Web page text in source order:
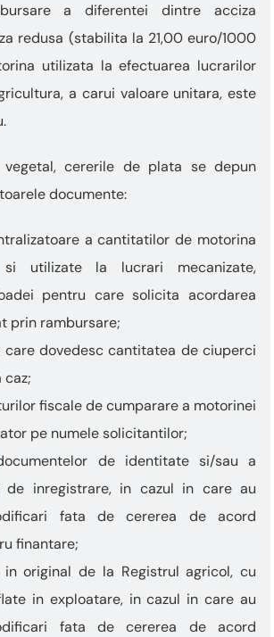
a diferentei dintre acciza
redusa (stabilita la 21,00 euro/1000
utilizata la efectuarea lucrarilor
a carui valoare unitara, este
vegetal, cererile de plata se depun
documente:
a cantitatilor de motorina
si utilizate la lucrari mecanizate,
pentru care solicita acordarea
prin rambursare;
care dovedesc cantitatea de ciuperci
caz;
fiscale de cumparare a motorinei
pe numele solicitantilor;
de identitate si/sau a
de inregistrare, in cazul in care au
fata de cererea de acord
finantare;
original de la Registrul agricol, cu
in exploatare, in cazul in care au
fata de cererea de acord